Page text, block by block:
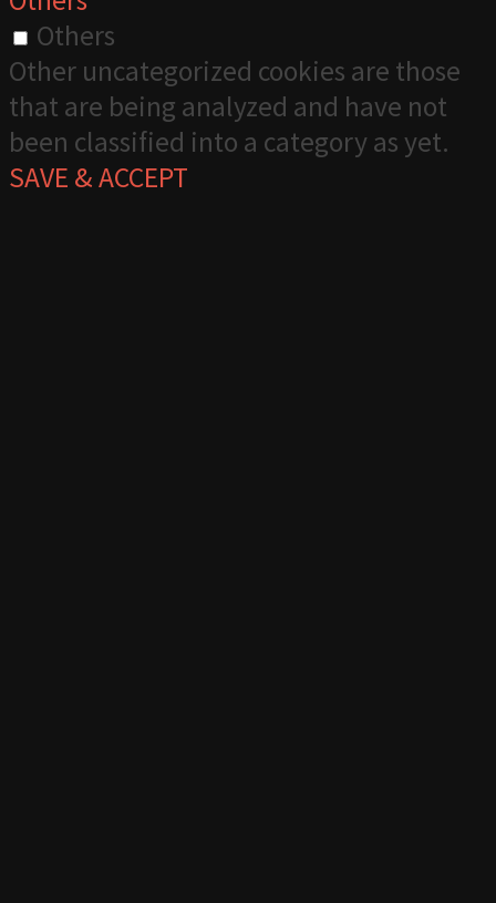
Others
Other uncategorized cookies are those
that are being analyzed and have not
been classified into a category as yet.
SAVE & ACCEPT